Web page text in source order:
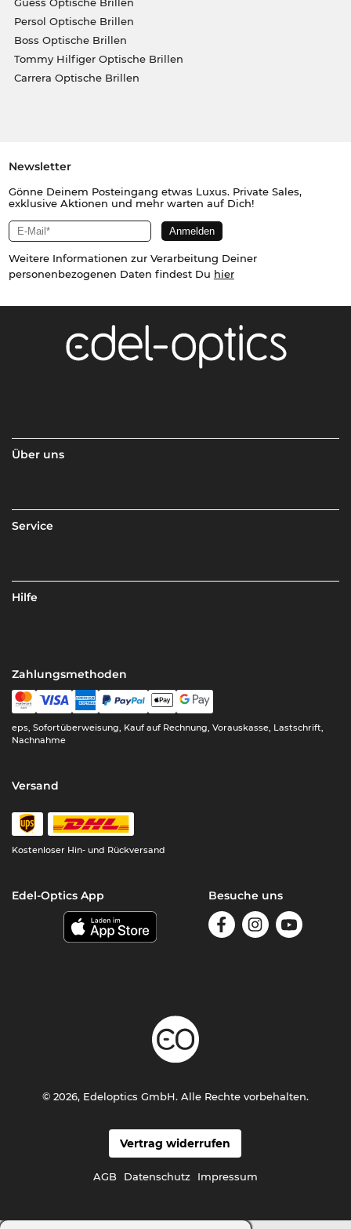
Guess Optische Brillen
Persol Optische Brillen
Boss Optische Brillen
Tommy Hilfiger Optische Brillen
Carrera Optische Brillen
Newsletter
Gönne Deinem Posteingang etwas Luxus. Private Sales,
exklusive Aktionen und mehr warten auf Dich!
Weitere Informationen zur Verarbeitung Deiner
personenbezogenen Daten findest Du hier
Über uns
Service
Hilfe
Zahlungsmethoden
eps, Sofortüberweisung, Kauf auf Rechnung, Vorauskasse, Lastschrift,
Nachnahme
Versand
Kostenloser Hin- und Rückversand
Edel-Optics App Besuche uns
Vertrag widerrufen
AGB Datenschutz Impressum
© 2026, Edeloptics GmbH. Alle Rechte vorbehalten.